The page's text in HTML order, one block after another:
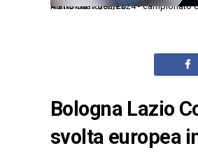
As Roma 18/02/2024 - campionato di calcio serie A / Lazio-Bologna / foto Antonello Sammarco/Image Sport nella foto: Giovanni Fabbian-Mario Gila Fuentes
Bologna Lazio
svolta europea